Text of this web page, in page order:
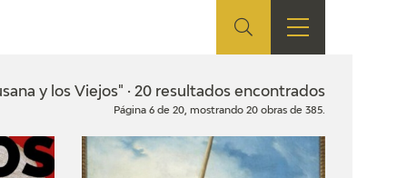
TIENDA EDUCA
RECURSOS
y los Viejos" · 20 resultados encontrados
Página 6 de 20, mostrando 20 obras de 385.